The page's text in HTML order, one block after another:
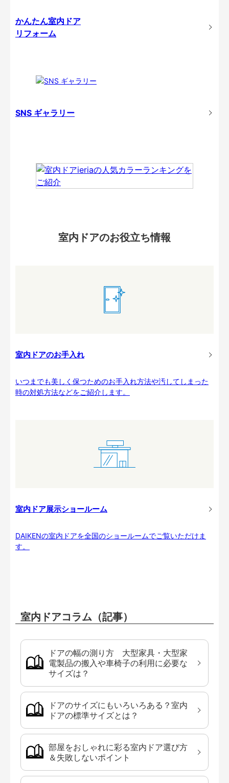
かんたん室内ドア
リフォーム
SNS ギャラリー
室内ドアのお役立ち情報
室内ドアのお手入れ
いつまでも美しく保つためのお手入れ方法や汚してしまった
時の対処方法などをご紹介します。
室内ドア展示ショールーム
DAIKENの室内ドアを全国のショールームでご覧いただけま
す。
室内ドアコラム（記事）
ドアの幅の測り方 大型家具・大型家
電製品の搬入や車椅子の利用に必要な
サイズは？
ドアのサイズにもいろいろある？室内
ドアの標準サイズとは？
部屋をおしゃれに彩る室内ドア選び方
＆失敗しないポイント